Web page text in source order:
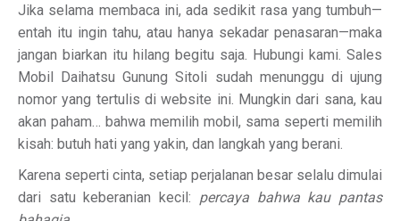
Jika selama membaca ini, ada sedikit rasa yang tumbuh—
entah itu ingin tahu, atau hanya sekadar penasaran—maka
jangan biarkan itu hilang begitu saja. Hubungi kami. Sales
Mobil Daihatsu Gunung Sitoli sudah menunggu di ujung
nomor yang tertulis di website ini. Mungkin dari sana, kau
akan paham… bahwa memilih mobil, sama seperti memilih
kisah: butuh hati yang yakin, dan langkah yang berani.
Karena seperti cinta, setiap perjalanan besar selalu dimulai
dari satu keberanian kecil: percaya bahwa kau pantas